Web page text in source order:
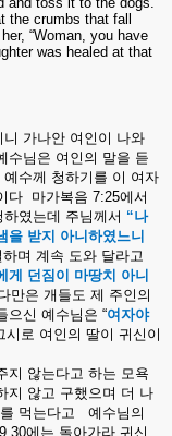
the crumbs that fall
“Woman, you have
was healed at that
니 가나안 여인이 나와
수님은 여인의 말을 듣
예수께 청하기를 이 여자
다 마가복음 7:25에서
하였는데 주님께서 “나
을 받지 아니하였느니
하며 계속 도와 달라고
게 던짐이 마땅치 아니
만은 개들도 제 주인의
으신 예수님은 “여자야
시로 여인의 딸이 귀신이
지 않는다고 하는 모욕
지 않고 구했으며 더 나
먹는다고
예수님의
에는 돌아가라 귀신